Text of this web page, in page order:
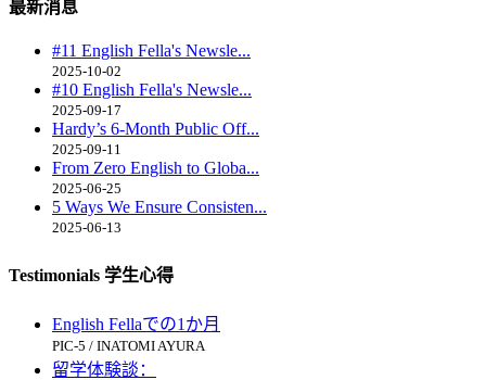
最新消息
#11 English Fella's Newsle...
2025-10-02
#10 English Fella's Newsle...
2025-09-17
Hardy’s 6-Month Public Off...
2025-09-11
From Zero English to Globa...
2025-06-25
5 Ways We Ensure Consisten...
2025-06-13
Testimonials 学生心得
English Fellaでの1か月
PIC-5 / INATOMI AYURA
留学体験談：